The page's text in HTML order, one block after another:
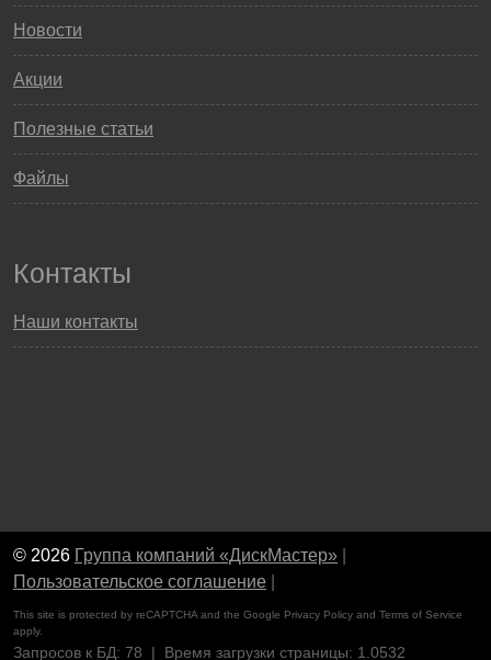
Новости
Акции
Полезные статьи
Файлы
Контакты
Наши контакты
© 2026 Группа компаний «ДискМастер»
Пользовательское соглашение
This site is protected by reCAPTCHA and the Google Privacy Policy and Terms of Service
apply.
Запросов к БД: 78 | Время загрузки страницы: 1.0532